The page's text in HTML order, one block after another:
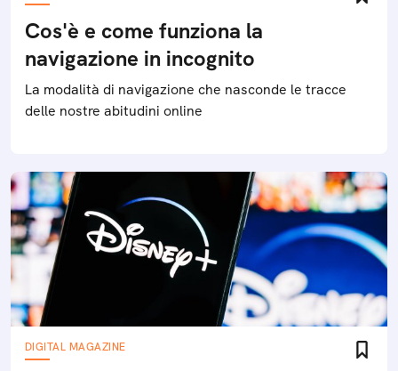
Cos'è e come funziona la
navigazione in incognito
La modalità di navigazione che nasconde le tracce
delle nostre abitudini online
DIGITAL MAGAZINE